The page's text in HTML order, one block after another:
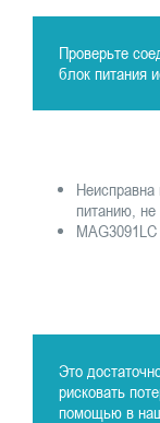
Проверьте
блок питания
Неисправна
питанию,
Это
рисковать
помощью в